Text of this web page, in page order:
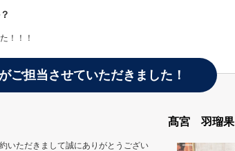
！！！
ご担当させていただきました！
いただきまして誠にありがとうござい
髙宮 羽瑠果